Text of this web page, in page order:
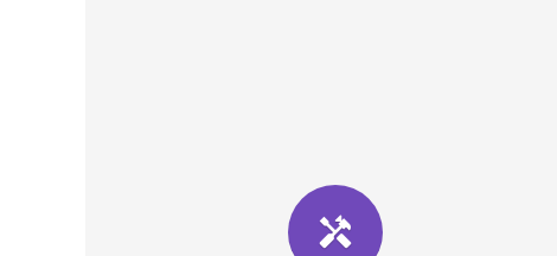
handyman